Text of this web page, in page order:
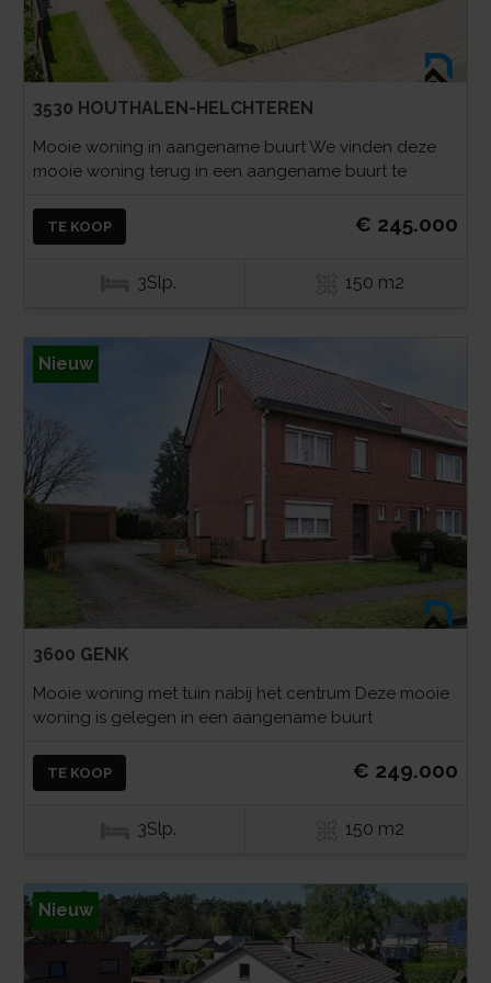
3530 HOUTHALEN-HELCHTEREN
Mooie woning in aangename buurt We vinden deze
mooie woning terug in een aangename buurt te
TE KOOP € 245.000
3Slp. 150 m2
Nieuw
3600 GENK
Mooie woning met tuin nabij het centrum Deze mooie
woning is gelegen in een aangename buurt
TE KOOP € 249.000
3Slp. 150 m2
Nieuw